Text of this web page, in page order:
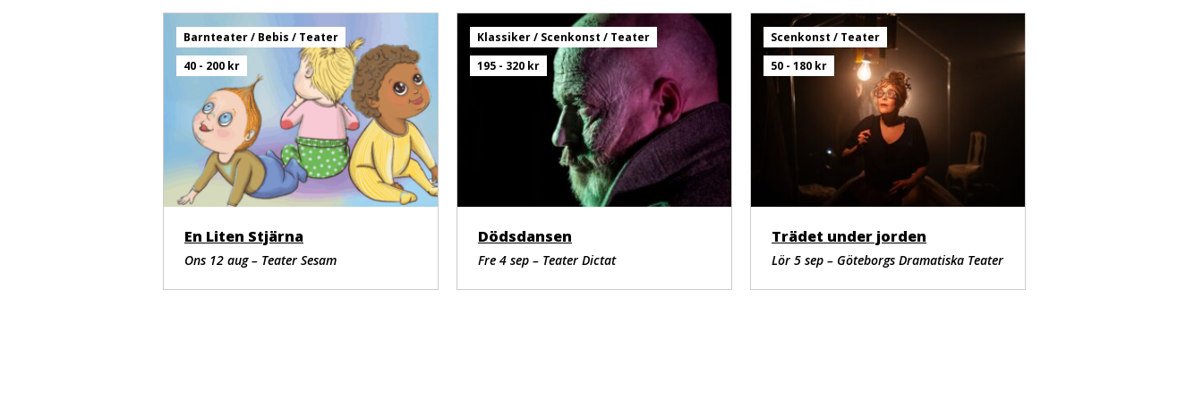
Barnteater / Bebis / Teater
40 - 200 kr
En Liten Stjärna
Ons 12 aug – Teater Sesam
Klassiker / Scenkonst / Teater
195 - 320 kr
Dödsdansen
Fre 4 sep – Teater Dictat
Scenkonst / Teater
50 - 180 kr
Trädet under jorden
Lör 5 sep – Göteborgs Dramatiska Teater